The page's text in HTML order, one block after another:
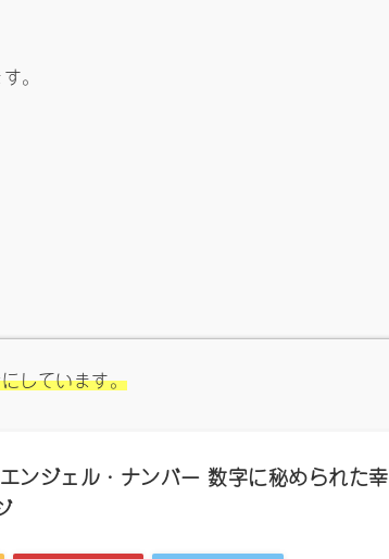
。
しています。
ンジェル・ナンバー 数字に秘められた幸